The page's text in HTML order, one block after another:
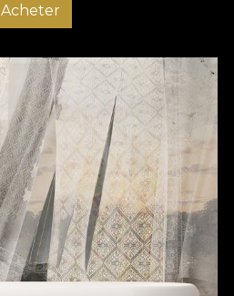
Acheter